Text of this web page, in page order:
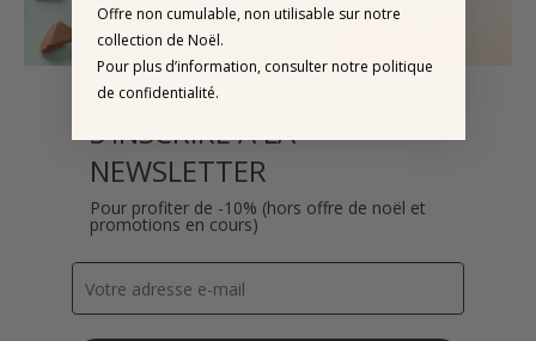
S'INSCRIRE À LA
NEWSLETTER
Pour profiter de -10% (hors offre de noël et
promotions en cours)
Offre non cumulable, non utilisable sur notre
collection de Noël.
Pour plus d’information, consulter notre politique
de confidentialité.